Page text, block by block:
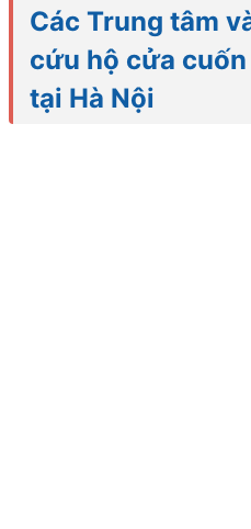
Các Trung tâm
cứu hộ cửa
tại Hà Nội